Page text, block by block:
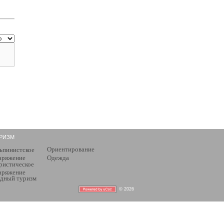
туризм
Ориентирование
Одежда
© 2026